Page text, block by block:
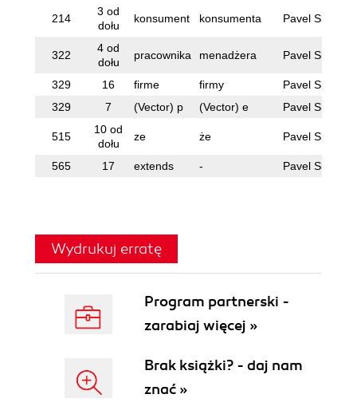
214
3 od
dołu
konsument konsumenta Pavel Ski
322
4 od
dołu
pracownika menadżera Pavel Ski
329 16 firme firmy
Pavel Ski
329
7 (Vector) p (Vector) e Pavel Ski
515
10 od
dołu
ze że Pavel Ski
565 17 extends - Pavel Ski
Wydrukuj erratę
Program partnerski -
zarabiaj więcej »
Brak książki? - daj nam
znać »